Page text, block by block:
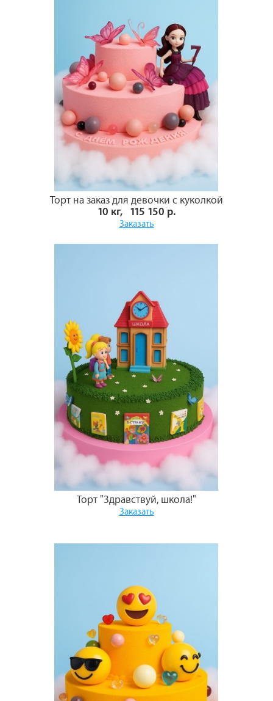
Торт на заказ для девочки с куколкой
10 кг, 115 150 р.
Заказать
Торт "Здравствуй, школа!"
Заказать